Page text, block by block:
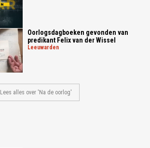
Oorlogsdagboeken gevonden van
predikant Felix van der Wissel
leeuwarden
Lees alles over 'Na de oorlog'